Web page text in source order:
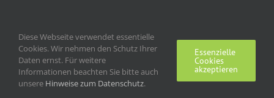
Impressum | Kontakt
Diese Webseite verwendet essentielle
Cookies. Wir nehmen den Schutz Ihrer
Daten ernst. Für weitere
Informationen beachten Sie bitte auch
unsere Hinweise zum Datenschutz.
Essenzielle
Cookies
akzeptieren